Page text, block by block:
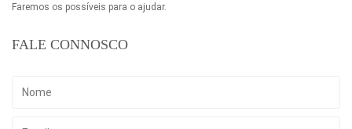
Faremos os possíveis para o ajudar.
FALE CONNOSCO